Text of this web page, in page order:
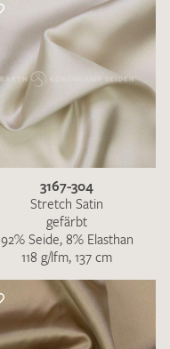
3167-304
Stretch Satin
gefärbt
92% Seide, 8% Elasthan
118 g/lfm, 137 cm